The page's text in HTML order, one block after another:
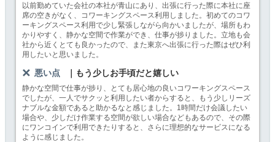
以前勤めていた会社の本社が青山にあり、出張に行った際に本社に座
席の空きがなく、コワーキングスペース利用しました。初めてのコワ
ーキングスペース利用で少し緊張しながら向かいましたが、場所もわ
かりやすく、静かな空間で作業ができ、仕事が捗りました。立地も会
社から近くとても良かったので、また東京へ出張に行った際はぜひ利
用したいと思いました。
悪い点 ｜もう少しお手頃だと嬉しい
静かな空間で仕事が捗り、とても居心地の良いコワーキングスペース
でしたが、一人でサクッと利用したい者からすると、もう少しリーズ
ナブルな金額であると助かるなと感じました。1時間だけ会議したい
場合や、少しだけ作業する空間が欲しい場合などもあるので、その際
にワンコインで利用できたりすると、さらに理想的なサービスになる
ように感じました。